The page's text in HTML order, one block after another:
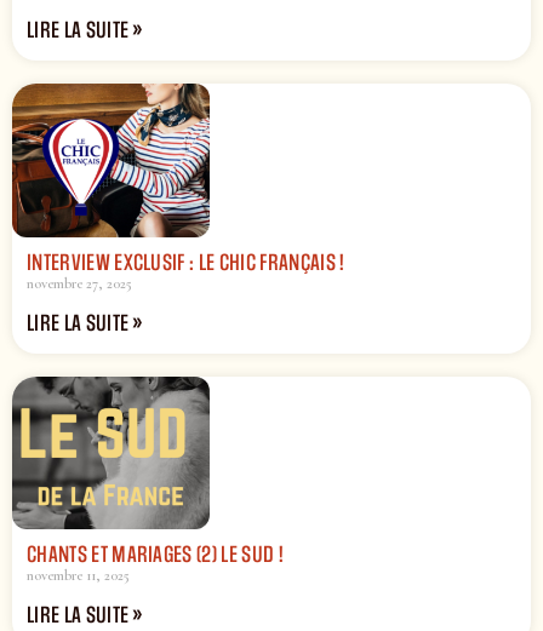
LIRE LA SUITE »
INTERVIEW EXCLUSIF : LE CHIC FRANÇAIS !
novembre 27, 2025
LIRE LA SUITE »
CHANTS ET MARIAGES (2) LE SUD !
novembre 11, 2025
LIRE LA SUITE »